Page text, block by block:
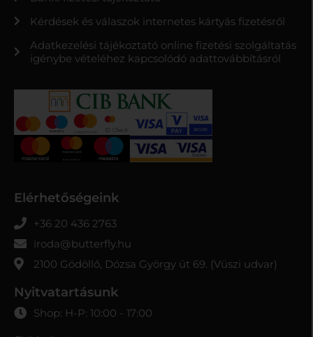
Kérdések és válaszok internetes kártyás fizetésről
Adatkezelési tájékoztató online fizetési szolgáltatás
igénybe vételéhez kapcsolódó adattovábbításról
Elérhetőségeink
+36 20 436 2763
iroda@butterfly.hu
2100 Gödöllő, Dózsa György út 69. (Vüszi udvar)
Nyitvatartásunk
Shop: H-P: 10:00 - 17:00